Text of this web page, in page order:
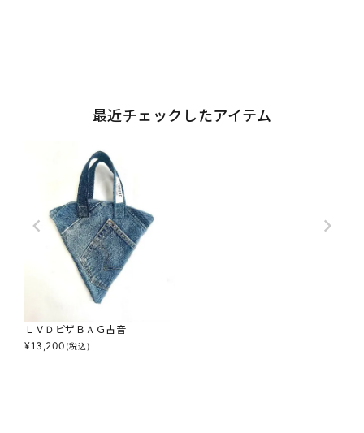
最近チェックしたアイテム
ＬＶＤピザＢＡＧ古音
¥13,200 (税込)